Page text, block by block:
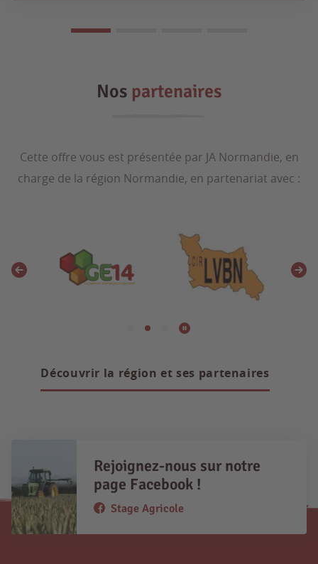
Nos partenaires
Cette offre vous est présentée par JA Normandie, en
charge de la région Normandie, en partenariat avec :
Découvrir la région et ses partenaires
Rejoignez-nous sur notre
page Facebook !
Stage Agricole